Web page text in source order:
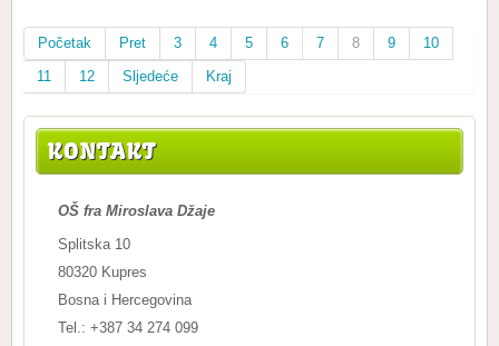
Početak Pret 3 4 5 6 7 8 9
10
11
12 Sljedeće Kraj
KONTAKT
OŠ fra Miroslava Džaje
Splitska 10
80320 Kupres
Bosna i Hercegovina
Tel.: +387 34 274 099